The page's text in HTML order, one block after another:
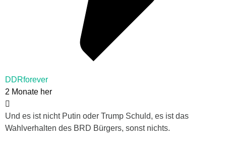
DDRforever
2 Monate her
Und es ist nicht Putin oder Trump Schuld, es ist das
Wahlverhalten des BRD Bürgers, sonst nichts.